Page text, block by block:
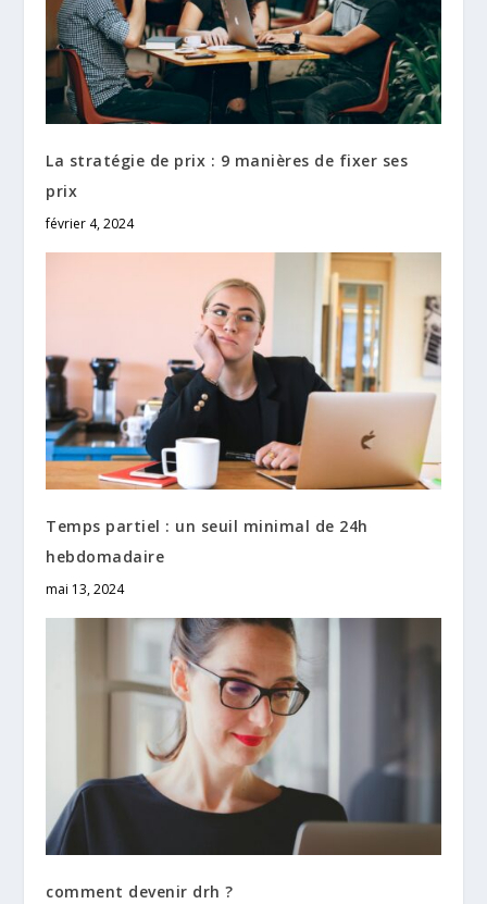
La stratégie de prix : 9 manières de fixer ses
prix
février 4, 2024
Temps partiel : un seuil minimal de 24h
hebdomadaire
mai 13, 2024
comment devenir drh ?